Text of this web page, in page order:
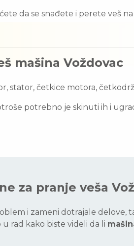
da se snađete i perete veš
mašina Voždovac
četkice motora,
potrebno je skinuti ih i
za pranje veša
i zameni dotrajale delove,
rad kako biste videli da li